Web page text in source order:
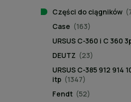
Części do ciągników
Case (163)
URSUS C-360 i C 360
DEUTZ (23)
URSUS C-385 912 914
itp (1347)
Fendt (52)